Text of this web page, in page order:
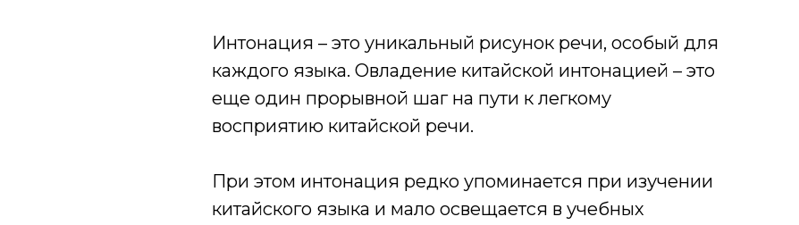
Интонация – это уникальный рисунок речи, особый для
каждого языка. Овладение китайской интонацией – это
еще один прорывной шаг на пути к легкому
восприятию китайской речи.
При этом интонация редко упоминается при изучении
китайского языка и мало освещается в учебных